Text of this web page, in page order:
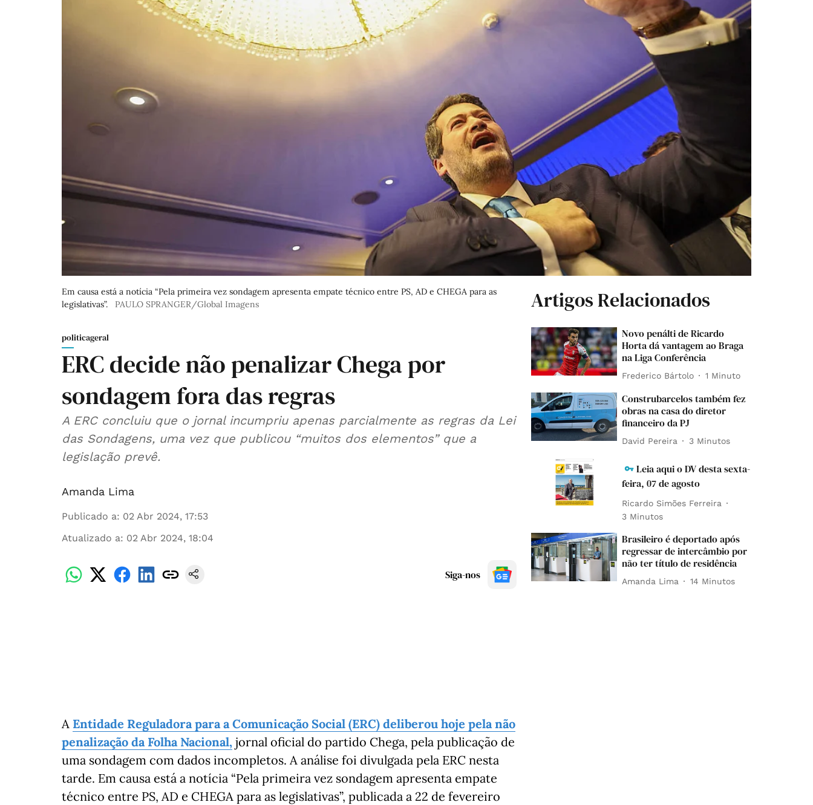
Em causa está a notícia “Pela primeira vez sondagem apresenta empate técnico entre PS, AD e CHEGA para as
legislativas”.
PAULO SPRANGER/Global Imagens
politicageral
ERC decide não penalizar Chega por
sondagem fora das regras
A ERC concluiu que o jornal incumpriu apenas parcialmente as regras da Lei
das Sondagens, uma vez que publicou “muitos dos elementos” que a
legislação prevê.
Amanda Lima
Publicado a: 02 Abr 2024, 17:53
Atualizado a: 02 Abr 2024, 18:04
Siga-nos
A Entidade Reguladora para a Comunicação Social (ERC) deliberou hoje pela não
penalização da Folha Nacional, jornal oficial do partido Chega, pela publicação de
uma sondagem com dados incompletos. A análise foi divulgada pela ERC nesta
tarde. Em causa está a notícia “Pela primeira vez sondagem apresenta empate
técnico entre PS, AD e CHEGA para as legislativas”, publicada a 22 de fevereiro
Artigos Relacionados
Novo penálti de Ricardo
Horta dá vantagem ao Braga
na Liga Conferência
Frederico Bártolo 1 Minuto
Construbarcelos também fez
obras na casa do diretor
financeiro da PJ
David Pereira 3 Minutos
Leia aqui o DV desta sexta-
feira, 07 de agosto
Ricardo Simões Ferreira
3 Minutos
Brasileiro é deportado após
regressar de intercâmbio por
não ter título de residência
Amanda Lima 14 Minutos